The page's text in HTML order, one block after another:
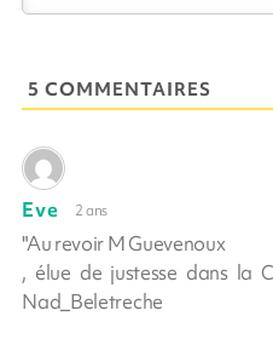
5 COMMENTAIRES
Eve 2 ans
"Au revoir M Guevenoux
, élue de justesse dans la
Nad_Beletreche